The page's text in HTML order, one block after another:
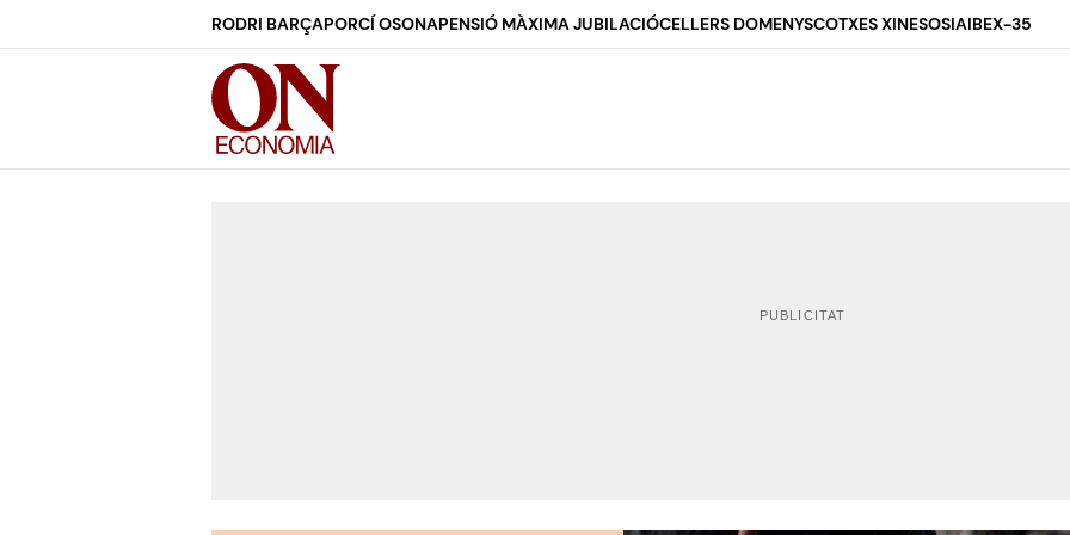
RODRI BARÇAPORCÍ OSONAPENSIÓ MÀXIMA JUBILACIÓCELLERS DOMENYSCOTXES XINESOSIAIBEX-35